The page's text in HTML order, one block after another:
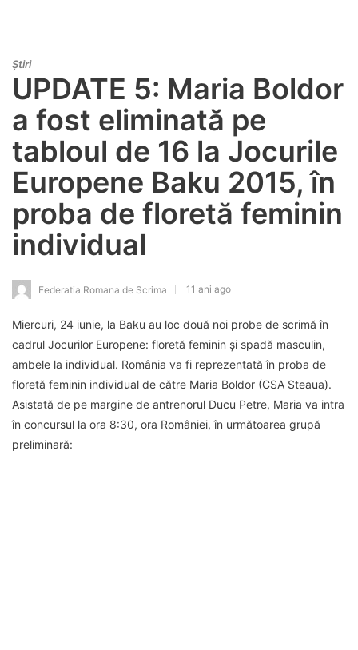
Știri
UPDATE 5: Maria Boldor
a fost eliminată pe
tabloul de 16 la Jocurile
Europene Baku 2015, în
proba de floretă feminin
individual
Federatia Romana de Scrima 11 ani ago
Miercuri, 24 iunie, la Baku au loc două noi probe de scrimă în
cadrul Jocurilor Europene: floretă feminin și spadă masculin,
ambele la individual. România va fi reprezentată în proba de
floretă feminin individual de către Maria Boldor (CSA Steaua).
Asistată de pe margine de antrenorul Ducu Petre, Maria va intra
în concursul la ora 8:30, ora României, în următoarea grupă
preliminară: